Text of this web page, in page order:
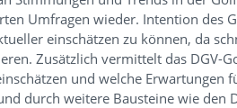
Umfragen wieder. Intention des
einschätzen zu können, da
Zusätzlich vermittelt das DGV-
und welche Erwartungen
durch weitere Bausteine wie den